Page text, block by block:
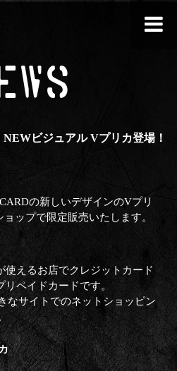
ビジュアル Vプリカ登場！
の新しいデザインのVプリ
ップで限定販売いたします。
使えるお店でクレジットカード
ペイドカードです。
なサイトでのネットショッピン